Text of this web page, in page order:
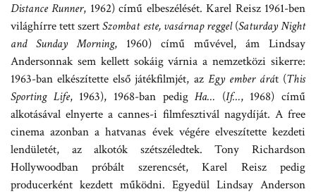
Distance Runner, 1962) című elbeszélését. Karel Reisz 1961-ben
világhírre tett szertSzombat este, vasárnap reggel(Saturday Night
and Sunday Morning, 1960) című művével, ám Lindsay
Andersonnak sem kellett sokáig várnia a nemzetközi sikerre:
1963-ban elkészítette első játékfilmjét, az Egy ember árát (This
Sporting Life, 1963), 1968-ban pedigHa… (If…, 1968) című
alkotásával elnyerte a cannes-i filmfesztivál nagydíját. A free
cinema azonban a hatvanas évek végére elveszítette kezdeti
lendületét, az alkotók szétszéledtek. Tony Richardson
Hollywoodban próbált szerencsét, Karel Reisz pedig
producerként kezdett működni. Egyedül Lindsay Anderson